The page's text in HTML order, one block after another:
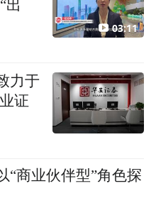
出
03:11
力于
证
“商业伙伴型”角色探